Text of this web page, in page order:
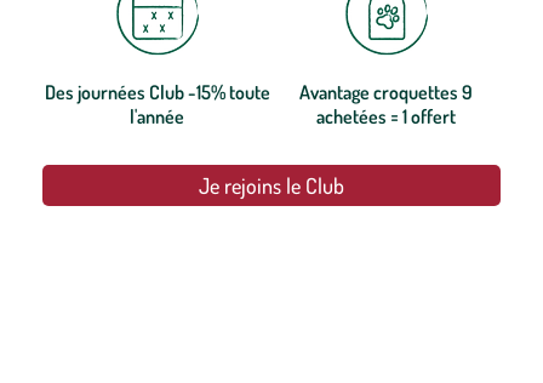
Des journées Club -15% toute
l'année
Avantage croquettes 9
achetées = 1 offert
Je rejoins le Club